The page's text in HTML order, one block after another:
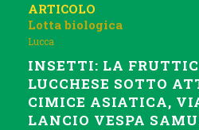
ARTICOLO
Lotta biologica
Lucca
INSETTI: LA
LUCCHESE SOTTO
CIMICE ASIATICA,
LANCIO VESPA